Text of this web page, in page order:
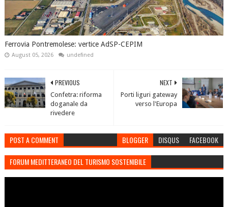
Ferrovia Pontremolese: vertice AdSP-CEPIM
August 05, 2026 undefined
NEXT
Porti liguri gateway
verso l'Europa
PREVIOUS
Confetra: riforma
doganale da
rivedere
POST A COMMENT BLOGGER DISQUS FACEBOOK
FORUM MEDITTERANEO DEL TURISMO SOSTENIBILE